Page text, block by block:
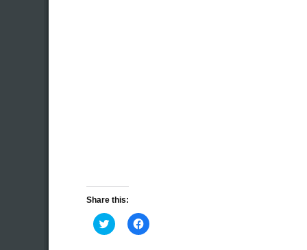
Share this:
Click
to
Click
to